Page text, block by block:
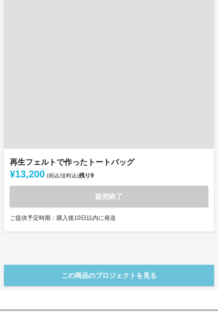
再生フェルトで作ったトートバッグ
¥13,200 (税込/送料込)残り9
販売終了
ご提供予定時期：購入後10日以内に発送
この商品のプロジェクトを見る